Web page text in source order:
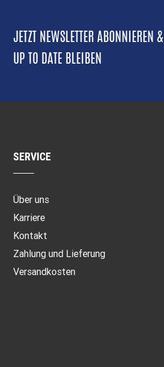
JETZT NEWSLETTER ABONNIEREN &
UP TO DATE BLEIBEN
SERVICE
Über uns
Karriere
Kontakt
Zahlung und Lieferung
Versandkosten